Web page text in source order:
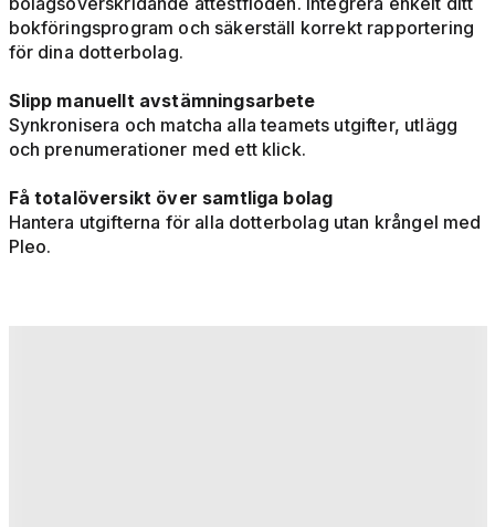
bokföringsprogram och säkerställ korrekt rapportering
för dina dotterbolag.
Slipp manuellt avstämningsarbete
Synkronisera och matcha alla teamets utgifter, utlägg
och prenumerationer med ett klick.
Få totalöversikt över samtliga bolag
Hantera utgifterna för alla dotterbolag utan krångel med
Pleo.